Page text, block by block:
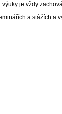
je vždy
a stážích